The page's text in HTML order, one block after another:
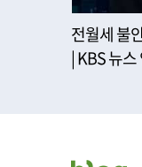
전월세 불
| KBS 뉴